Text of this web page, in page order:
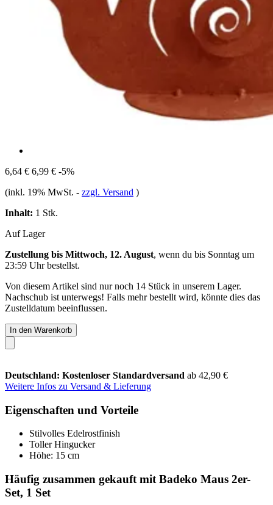
6,64 € 6,99 € -5%
(inkl. 19% MwSt. - zzgl. Versand )
Inhalt: 1 Stk.
Auf Lager
Zustellung bis Mittwoch, 12. August, wenn du bis Sonntag um
23:59 Uhrbestellst.
Von diesem Artikel sind nur noch 14 Stück in unserem Lager.
Nachschub ist unterwegs! Falls mehr bestellt wird, könnte dies das
Zustelldatum beeinflussen.
In den Warenkorb
Deutschland: Kostenloser Standardversand ab 42,90 €
Weitere Infos zu Versand & Lieferung
Eigenschaften und Vorteile
Stilvolles Edelrostfinish
Toller Hingucker
Höhe: 15 cm
Häufig zusammen gekauft mit Badeko Maus 2er-
Set, 1 Set